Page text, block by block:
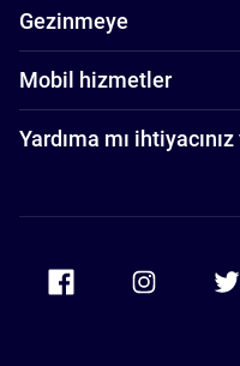
Gezinmeye
Mobil hizmetler
Yardıma mı ihtiyacınız
Accor Facebook